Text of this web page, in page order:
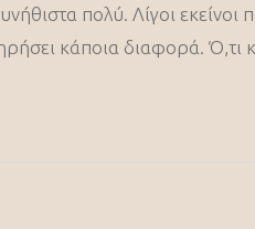
πολύ. Λίγοι εκείνοι
κάποια διαφορά. Ό,τι